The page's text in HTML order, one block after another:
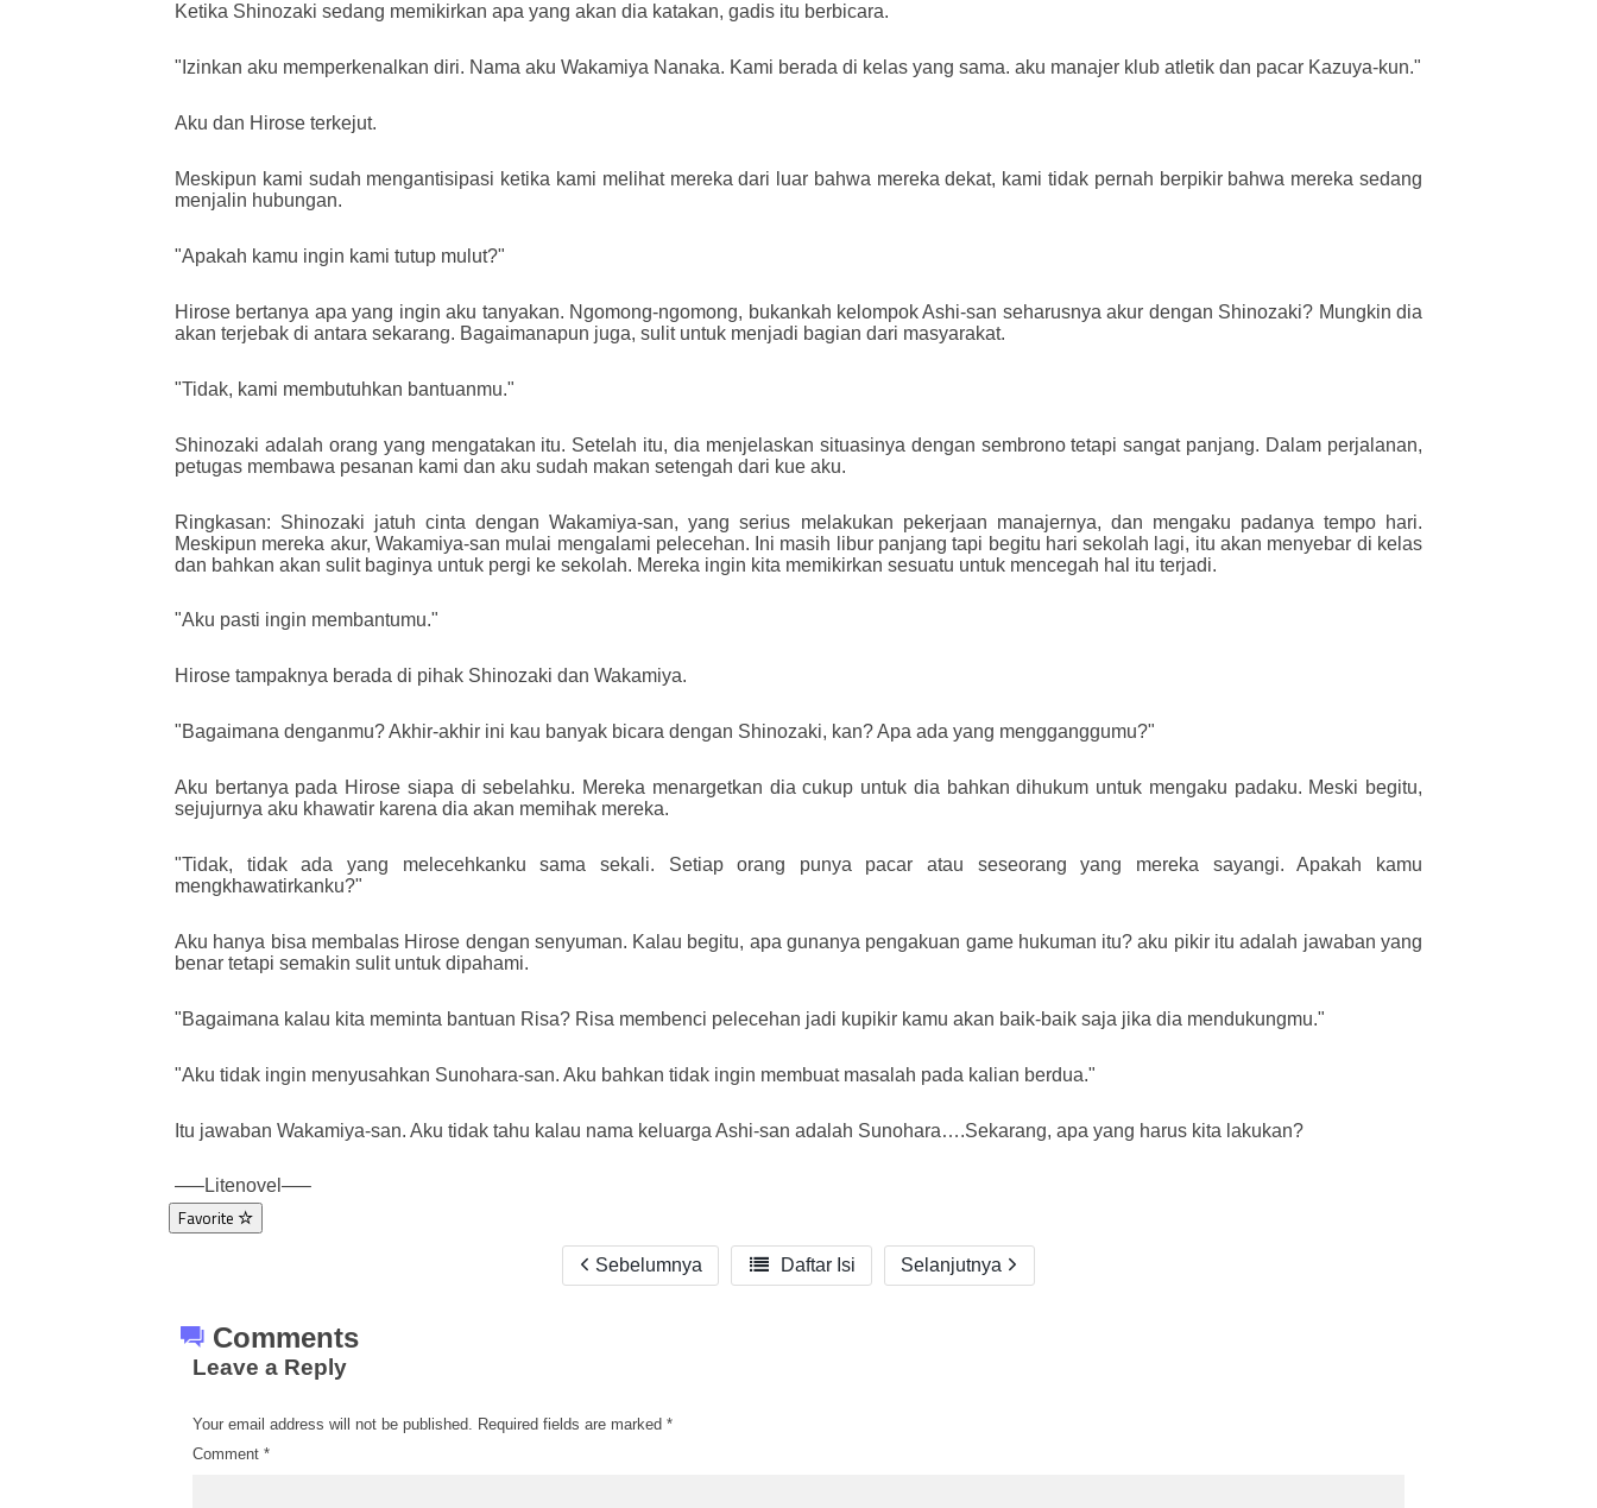
Ketika Shinozaki sedang memikirkan apa yang akan dia katakan, gadis itu berbicara.
"Izinkan aku memperkenalkan diri. Nama aku Wakamiya Nanaka. Kami berada di kelas yang sama. aku manajer klub atletik dan pacar Kazuya-kun."
Aku dan Hirose terkejut.
Meskipun kami sudah mengantisipasi ketika kami melihat mereka dari luar bahwa mereka dekat, kami tidak pernah berpikir bahwa mereka sedang
menjalin hubungan.
"Apakah kamu ingin kami tutup mulut?"
Hirose bertanya apa yang ingin aku tanyakan. Ngomong-ngomong, bukankah kelompok Ashi-san seharusnya akur dengan Shinozaki? Mungkin dia
akan terjebak di antara sekarang. Bagaimanapun juga, sulit untuk menjadi bagian dari masyarakat.
"Tidak, kami membutuhkan bantuanmu."
Shinozaki adalah orang yang mengatakan itu. Setelah itu, dia menjelaskan situasinya dengan sembrono tetapi sangat panjang. Dalam perjalanan,
petugas membawa pesanan kami dan aku sudah makan setengah dari kue aku.
Ringkasan: Shinozaki jatuh cinta dengan Wakamiya-san, yang serius melakukan pekerjaan manajernya, dan mengaku padanya tempo hari.
Meskipun mereka akur, Wakamiya-san mulai mengalami pelecehan. Ini masih libur panjang tapi begitu hari sekolah lagi, itu akan menyebar di kelas
dan bahkan akan sulit baginya untuk pergi ke sekolah. Mereka ingin kita memikirkan sesuatu untuk mencegah hal itu terjadi.
"Aku pasti ingin membantumu."
Hirose tampaknya berada di pihak Shinozaki dan Wakamiya.
"Bagaimana denganmu? Akhir-akhir ini kau banyak bicara dengan Shinozaki, kan? Apa ada yang mengganggumu?"
Aku bertanya pada Hirose siapa di sebelahku. Mereka menargetkan dia cukup untuk dia bahkan dihukum untuk mengaku padaku. Meski begitu,
sejujurnya aku khawatir karena dia akan memihak mereka.
"Tidak, tidak ada yang melecehkanku sama sekali. Setiap orang punya pacar atau seseorang yang mereka sayangi. Apakah kamu
mengkhawatirkanku?"
Aku hanya bisa membalas Hirose dengan senyuman. Kalau begitu, apa gunanya pengakuan game hukuman itu? aku pikir itu adalah jawaban yang
benar tetapi semakin sulit untuk dipahami.
"Bagaimana kalau kita meminta bantuan Risa? Risa membenci pelecehan jadi kupikir kamu akan baik-baik saja jika dia mendukungmu."
"Aku tidak ingin menyusahkan Sunohara-san. Aku bahkan tidak ingin membuat masalah pada kalian berdua."
Itu jawaban Wakamiya-san. Aku tidak tahu kalau nama keluarga Ashi-san adalah Sunohara….Sekarang, apa yang harus kita lakukan?
—–Litenovel—–
Favorite
Sebelumnya  Daftar Isi Selanjutnya
Comments
Leave a Reply
Your email address will not be published. Required fields are marked *
Comment *